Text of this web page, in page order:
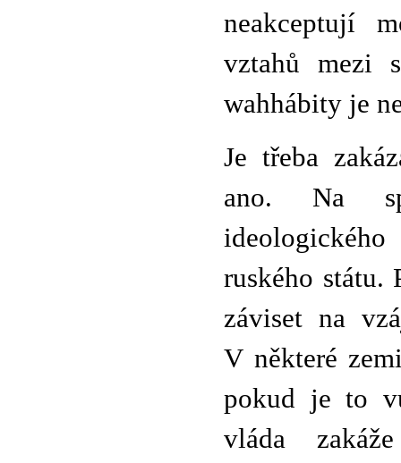
neakceptují
vztahů mezi
wahhábity je
Je třeba
ano. Na
ruského státu.
záviset na
V některé
pokud je to
vláda